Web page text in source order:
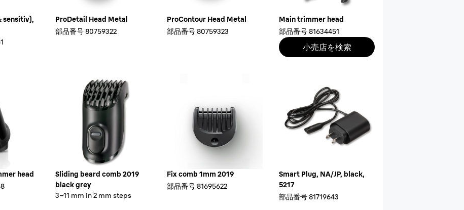
sensitiv),
ProDetail Head Metal
部品番号80759322
ProContour Head Metal
部品番号80759323
Main trimmer head
部品番号81634451
小売店を検索
head
Sliding beard comb 2019
black grey
3–11 mm in 2 mm steps
Fix comb 1mm 2019
部品番号81695622
Smart Plug, NA/JP, black,
5217
部品番号81719643